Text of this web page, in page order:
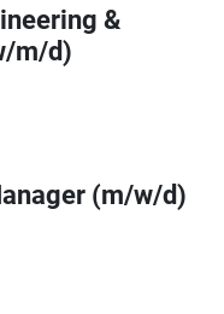
&
m/d)
(m/w/d)